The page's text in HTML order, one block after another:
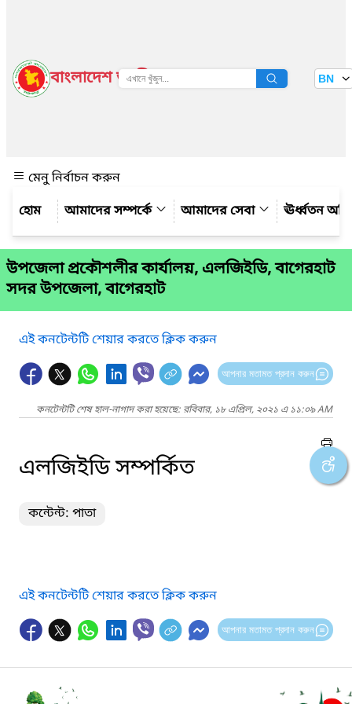
বাংলাদেশ জাতীয় তথ্য বাতায়ন BN
মেনু নির্বাচন করুন
আমাদের সম্পর্কে
আমাদের সেবা ঊর্ধ্বতন
উপজেলা প্রকৌশলীর কার্যালয়, এলজিইডি, বাগেরহাট
সদর উপজেলা, বাগেরহাট
এই কনটেন্টটি শেয়ার করতে ক্লিক করুন
আপনার মতামত প্রদান করুন
কনটেন্টটি শেষ হাল-নাগাদ করা হয়েছে: রবিবার, ১৮ এপ্রিল, ২০২১ এ ১১:০৯ AM
এলজিইডি সম্পর্কিত
কন্টেন্ট: পাতা
এই কনটেন্টটি শেয়ার করতে ক্লিক করুন
আপনার মতামত প্রদান করুন